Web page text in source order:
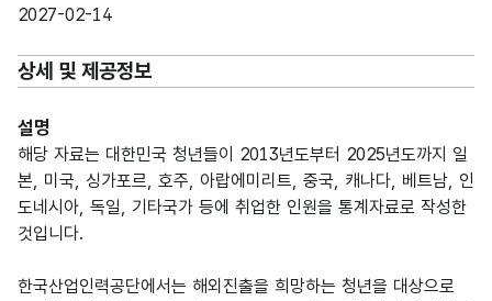
2027-02-14
상세 및 제공정보
설명
해당 자료는 대한민국 청년들이 2013년도부터 2025년도까지 일
본, 미국, 싱가포르, 호주, 아랍에미리트, 중국, 캐나다, 베트남, 인
도네시아, 독일, 기타국가 등에 취업한 인원을 통계자료로 작성한
것입니다.
한국산업인력공단에서는 해외진출을 희망하는 청년을 대상으로